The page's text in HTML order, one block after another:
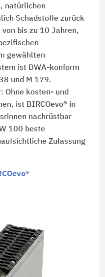
natürlichen
Schadstoffe zurück
bis zu 10 Jahren,
gewählten
ist DWA-konform
und M 179.
Ohne kosten- und
ist BIRCOevo® in
nachrüstbar
100 beste
Zulassung